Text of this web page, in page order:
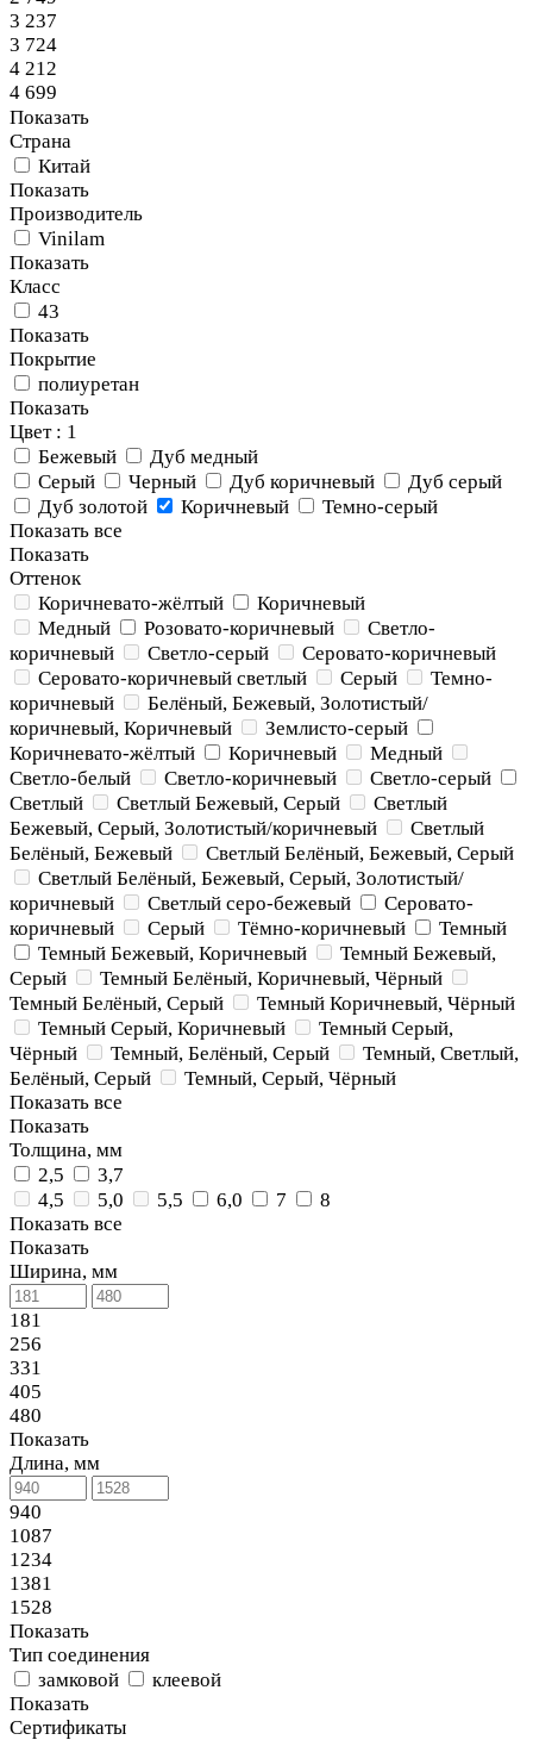
3 237
3 724
4 212
4 699
Показать
Страна
Китай
Показать
Производитель
Vinilam
Показать
Класс
43
Показать
Покрытие
полиуретан
Показать
Цвет : 1
Бежевый
Дуб медный
Серый
Черный Дуб коричневый
Дуб серый
Дуб золотой
Коричневый
Темно-серый
Показать все
Показать
Оттенок
Коричневато-жёлтый
Коричневый
Медный
Розовато-коричневый
Светло-
коричневый
Светло-серый
Серовато-коричневый
Серовато-коричневый светлый
Серый
Темно-
коричневый
Белёный, Бежевый, Золотистый/
коричневый, Коричневый
Землисто-серый
Коричневато-жёлтый
Коричневый
Медный
Светло-белый
Светло-коричневый
Светло-серый
Светлый
Светлый Бежевый, Серый
Светлый
Бежевый, Серый, Золотистый/коричневый
Светлый
Белёный, Бежевый
Светлый Белёный, Бежевый, Серый
Светлый Белёный, Бежевый, Серый, Золотистый/
коричневый
Светлый серо-бежевый
Серовато-
коричневый
Серый Тёмно-коричневый
Темный
Темный Бежевый, Коричневый
Темный Бежевый,
Серый
Темный Белёный, Коричневый, Чёрный
Темный Белёный, Серый
Темный Коричневый, Чёрный
Темный Серый, Коричневый
Темный Серый,
Чёрный
Темный, Белёный, Серый
Темный, Светлый,
Белёный, Серый
Темный, Серый, Чёрный
Показать все
Показать
Толщина, мм
2,5
3,7
4,5
5,0 5,5 6,0 7
8
Показать все
Показать
Ширина, мм
181
256
331
405
480
Показать
Длина, мм
940
1087
1234
1381
1528
Показать
Тип соединения
замковой
клеевой
Показать
Сертификаты